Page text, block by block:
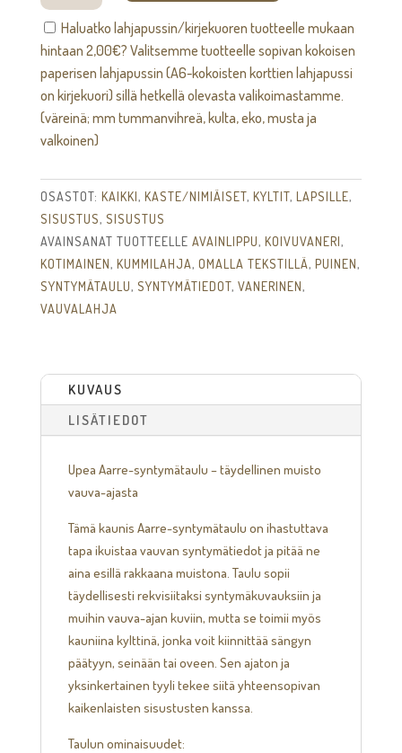
syntymätaulu
määräHaluatko lahjapussin/kirjekuoren tuotteelle mukaan
hintaan 2,00€? Valitsemme tuotteelle sopivan kokoisen
paperisen lahjapussin (A6-kokoisten korttien lahjapussi
on kirjekuori) sillä hetkellä olevasta valikoimastamme.
(väreinä; mm tummanvihreä, kulta, eko, musta ja
valkoinen)
OSASTOT: KAIKKI, KASTE/NIMIÄISET, KYLTIT, LAPSILLE,
SISUSTUS, SISUSTUS
AVAINSANAT TUOTTEELLE AVAINLIPPU, KOIVUVANERI,
KOTIMAINEN, KUMMILAHJA, OMALLA TEKSTILLÄ, PUINEN,
SYNTYMÄTAULU, SYNTYMÄTIEDOT, VANERINEN,
VAUVALAHJA
KUVAUS
LISÄTIEDOT
Upea Aarre-syntymätaulu – täydellinen muisto
vauva-ajasta
Tämä kaunis Aarre-syntymätaulu on ihastuttava
tapa ikuistaa vauvan syntymätiedot ja pitää ne
aina esillä rakkaana muistona. Taulu sopii
täydellisesti rekvisiitaksi syntymäkuvauksiin ja
muihin vauva-ajan kuviin, mutta se toimii myös
kauniina kylttinä, jonka voit kiinnittää sängyn
päätyyn, seinään tai oveen. Sen ajaton ja
yksinkertainen tyyli tekee siitä yhteensopivan
kaikenlaisten sisustusten kanssa.
Taulun ominaisuudet: